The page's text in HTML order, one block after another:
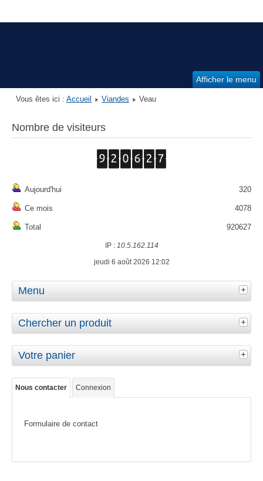
Afficher le menu
Vous êtes ici : Accueil Viandes Veau
Nombre de visiteurs
Aujourd'hui 320
Ce mois 4078
Total 920627
IP : 10.5.162.114
jeudi 6 août 2026 12:02
Menu
Chercher un produit
Votre panier
Nous contacter Connexion
Formulaire de contact